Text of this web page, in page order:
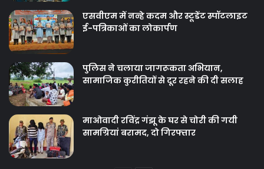
एसवीएम में नन्हे कदम और स्टूडेंट स्पॉटलाइट
ई-पत्रिकाओं का लोकार्पण
पुलिस ने चलाया जागरूकता अभियान,
सामाजिक कुरीतियों से दूर रहने की दी सलाह
माओवादी रविंद्र गंझू के घर से चोरी की गयी
सामग्रियां बरामद, दो गिरफ्तार